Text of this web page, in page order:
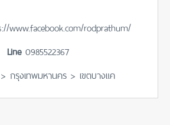
www.facebook.com/rodprathum/
Line0985522367
กรุงเทพมหานคร > เขตบางแค